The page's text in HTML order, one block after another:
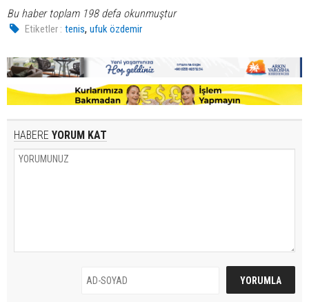
Bu haber toplam 198 defa okunmuştur
Etiketler : tenis,ufuk özdemir
HABERE YORUM KAT